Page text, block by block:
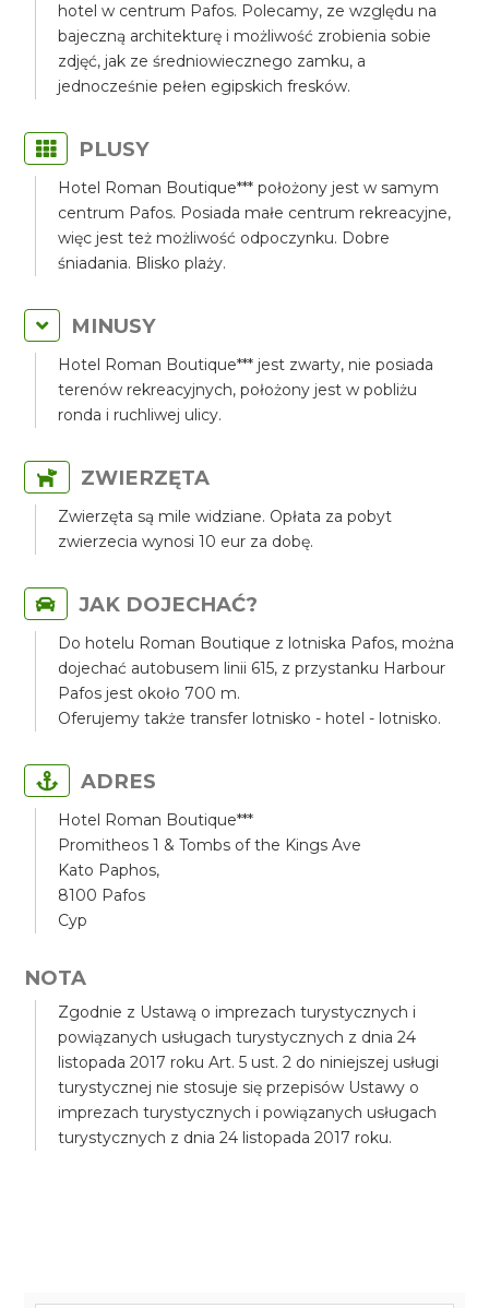
hotel w centrum Pafos. Polecamy, ze względu na
bajeczną architekturę i możliwość zrobienia sobie
zdjęć, jak ze średniowiecznego zamku, a
jednocześnie pełen egipskich fresków.
PLUSY
Hotel Roman Boutique*** położony jest w samym
centrum Pafos. Posiada małe centrum rekreacyjne,
więc jest też możliwość odpoczynku. Dobre
śniadania. Blisko plaży.
MINUSY
Hotel Roman Boutique*** jest zwarty, nie posiada
terenów rekreacyjnych, położony jest w pobliżu
ronda i ruchliwej ulicy.
ZWIERZĘTA
Zwierzęta są mile widziane. Opłata za pobyt
zwierzecia wynosi 10 eur za dobę.
JAK DOJECHAĆ?
Do hotelu Roman Boutique z lotniska Pafos, można
dojechać autobusem linii 615, z przystanku Harbour
Pafos jest około 700 m.
Oferujemy także transfer lotnisko - hotel - lotnisko.
ADRES
Hotel Roman Boutique***
Promitheos 1 & Tombs of the Kings Ave
Kato Paphos,
8100 Pafos
Cyp
NOTA
Zgodnie z Ustawą o imprezach turystycznych i
powiązanych usługach turystycznych z dnia 24
listopada 2017 roku Art. 5 ust. 2 do niniejszej usługi
turystycznej nie stosuje się przepisów Ustawy o
imprezach turystycznych i powiązanych usługach
turystycznych z dnia 24 listopada 2017 roku.